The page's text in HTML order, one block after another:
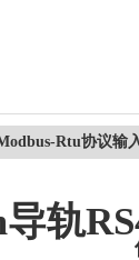
Rtu协议输
轨